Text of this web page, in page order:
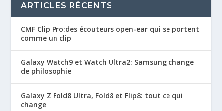
ARTICLES RÉCENTS
CMF Clip Pro:des écouteurs open-ear qui se portent
comme un clip
Galaxy Watch9 et Watch Ultra2: Samsung change
de philosophie
Galaxy Z Fold8 Ultra, Fold8 et Flip8: tout ce qui
change